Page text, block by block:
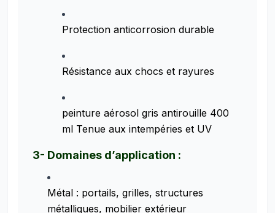
Protection anticorrosion durable
Résistance aux chocs et rayures
peinture aérosol gris antirouille 400
ml Tenue aux intempéries et UV
3- Domaines d’application :
Métal : portails, grilles, structures
métalliques, mobilier extérieur